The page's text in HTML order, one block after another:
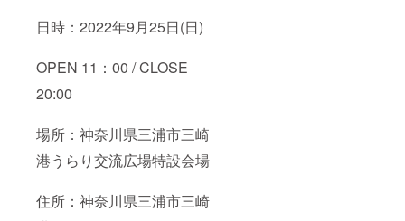
日時：2022年9月25日(日)
OPEN 11：00 / CLOSE
20:00
場所：神奈川県三浦市三崎
港うらり交流広場特設会場
住所：神奈川県三浦市三崎